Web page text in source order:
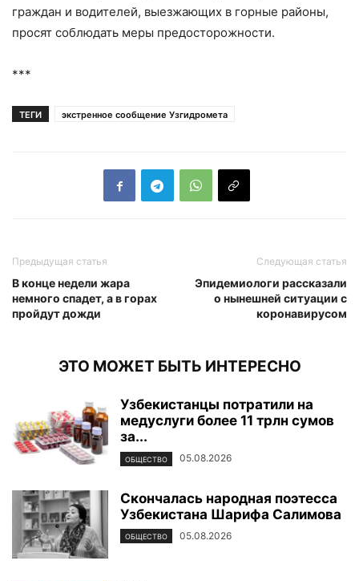
граждан и водителей, выезжающих в горные районы,
просят соблюдать меры предосторожности.
***
ТЕГИ экстренное сообщение Узгидромета
Предыдущая статья
В конце недели жара
немного спадет, а в горах
пройдут дожди
Следующая статья
Эпидемиологи рассказали
о нынешней ситуации с
коронавирусом
ЭТО МОЖЕТ БЫТЬ ИНТЕРЕСНО
Узбекистанцы потратили на
медуслуги более 11 трлн сумов
за...
ОБЩЕСТВО 05.08.2026
Скончалась народная поэтесса
Узбекистана Шарифа Салимова
ОБЩЕСТВО 05.08.2026